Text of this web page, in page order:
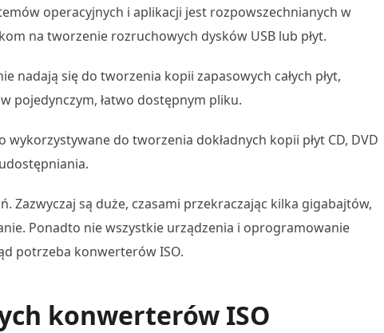
operacyjnych i aplikacji jest rozpowszechnianych w
na tworzenie rozruchowych dysków USB lub płyt.
nadają się do tworzenia kopii zapasowych całych płyt,
pojedynczym, łatwo dostępnym pliku.
wykorzystywane do tworzenia dokładnych kopii płyt CD, DVD
Zazwyczaj są duże, czasami przekraczając kilka gigabajtów,
Ponadto nie wszystkie urządzenia i oprogramowanie
potrzeba konwerterów ISO.
konwerterów ISO